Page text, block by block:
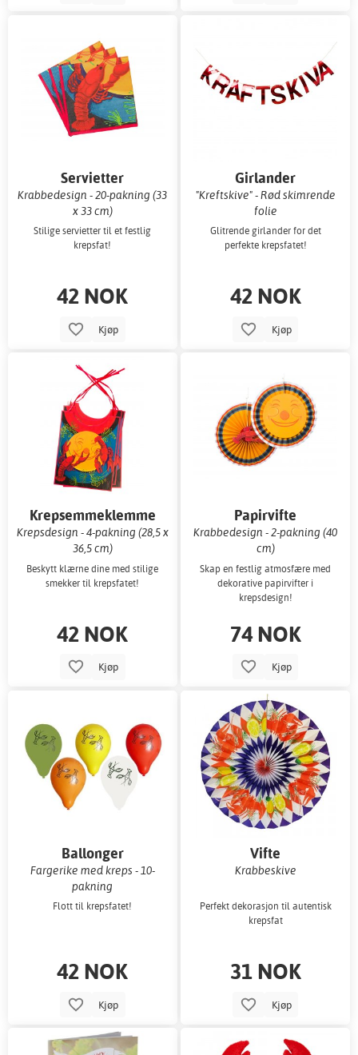
Servietter
Krabbedesign - 20-pakning (33
x 33 cm)
Stilige servietter til et festlig
krepsfat!
42 NOK
Kjøp
Girlander
"Kreftskive" - Rød skimrende
folie
Glitrende girlander for det
perfekte krepsfatet!
42 NOK
Kjøp
Krepsemmeklemme
Krepsdesign - 4-pakning (28,5 x
36,5 cm)
Beskytt klærne dine med stilige
smekker til krepsfatet!
42 NOK
Kjøp
Papirvifte
Krabbedesign - 2-pakning (40
cm)
Skap en festlig atmosfære med
dekorative papirvifter i
krepsdesign!
74 NOK
Kjøp
Ballonger
Fargerike med kreps - 10-
pakning
Flott til krepsfatet!
42 NOK
Kjøp
Vifte
Krabbeskive
Perfekt dekorasjon til autentisk
krepsfat
31 NOK
Kjøp